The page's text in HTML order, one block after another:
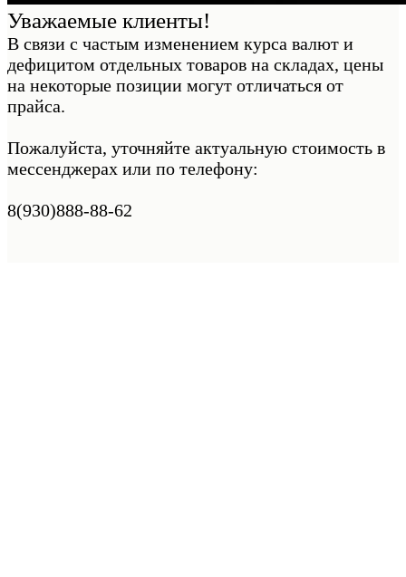
Уважаемые клиенты!
В связи с частым изменением курса валют и
дефицитом отдельных товаров на складах, цены
на некоторые позиции могут отличаться от
прайса.
Пожалуйста, уточняйте актуальную стоимость в
мессенджерах или по телефону:
8(930)888-88-62